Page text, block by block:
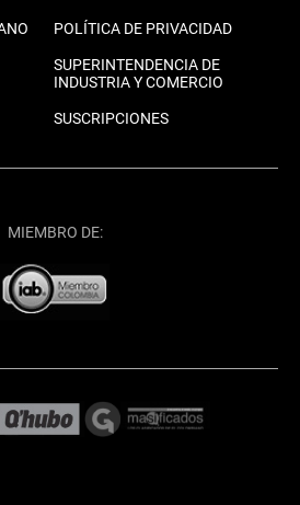
POLÍTICA DE PRIVACIDAD
SUPERINTENDENCIA DE
INDUSTRIA Y COMERCIO
SUSCRIPCIONES
MIEMBRO DE: